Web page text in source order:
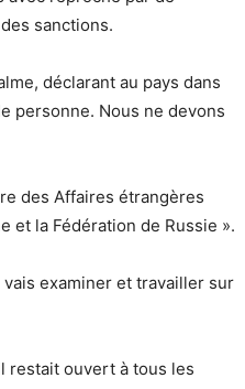
sanctions.
déclarant au pays dans
personne. Nous ne devons
des Affaires étrangères
et la Fédération de Russie ».
examiner et travailler sur
restait ouvert à tous les